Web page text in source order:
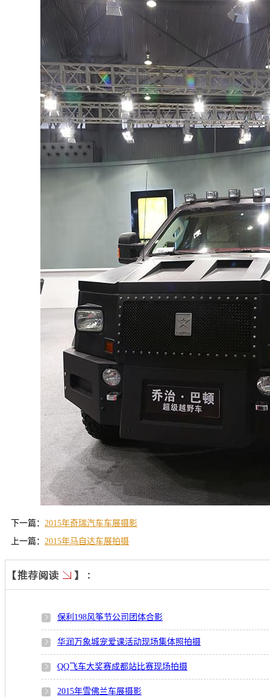
下一篇： 2015年奇瑞汽车车展摄影
上一篇： 2015年马自达车展拍摄
保利198风筝节公司团体合影
华润万象城宠爱课活动现场集体照拍摄
QQ飞车大奖赛成都站比赛现场拍摄
2015年雪佛兰车展摄影